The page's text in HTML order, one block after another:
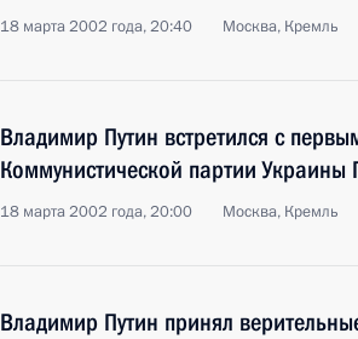
18 марта 2002 года, 20:40 Москва, Кремль
Владимир Путин встретился с
Коммунистической партии
18 марта 2002 года, 20:00 Москва, Кремль
Владимир Путин принял